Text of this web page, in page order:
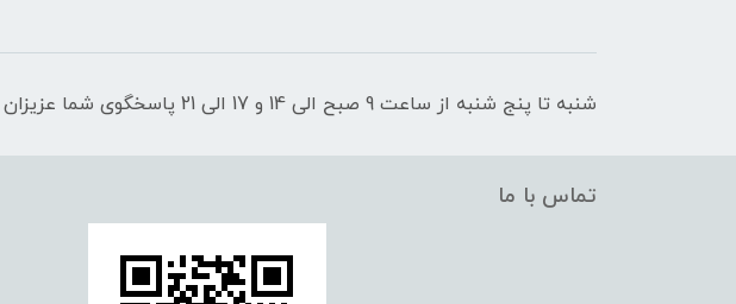
شنبه تا پنج شنبه از ساعت 9 صبح الی 14 و 17 الی 21 پاسخگوی شما عزیزان هستیم
تماس با ما